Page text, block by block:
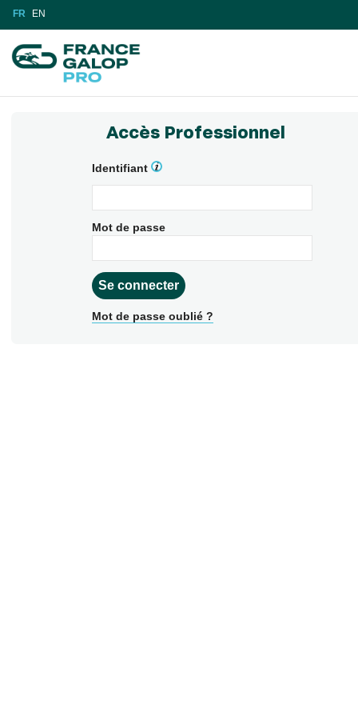
FR EN
Accès Professionnel
Identifiant
Mot de passe
Mot de passe oublié ?